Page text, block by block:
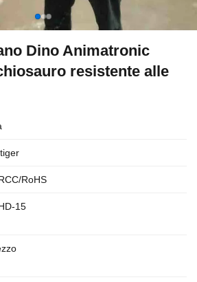
Dino Animatronic
resistente alle
RoHS
15